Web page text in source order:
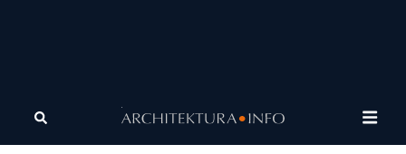
Architektura Wiadomości